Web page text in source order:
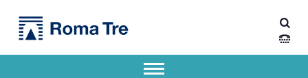
Canale: Avvisi del Docente Filosofia - Dipartimento di Filosofia, Comunicazione e Spettacolo
Apri il menu secondario